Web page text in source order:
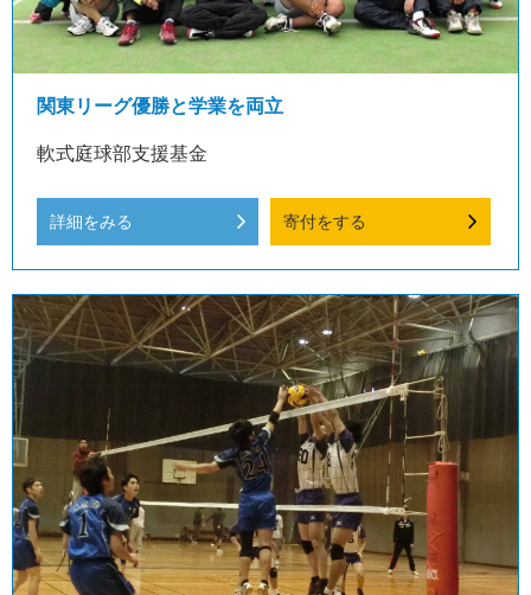
関東リーグ優勝と学業を両立
軟式庭球部支援基金
詳細をみる 寄付をする